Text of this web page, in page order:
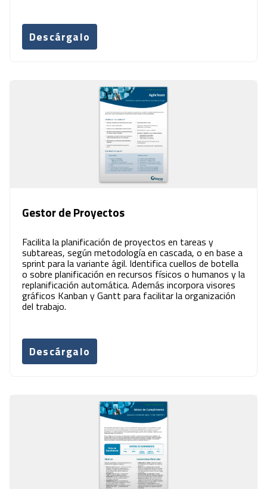
Descárgalo
Gestor de Proyectos
Facilita la planificación de proyectos en tareas y
subtareas, según metodología en cascada, o en base a
sprint para la variante ágil. Identifica cuellos de botella
o sobre planificación en recursos físicos o humanos y la
replanificación automática. Además incorpora visores
gráficos Kanban y Gantt para facilitar la organización
del trabajo.
Descárgalo